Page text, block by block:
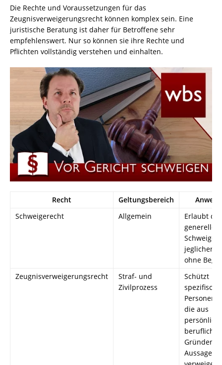
Die Rechte und Voraussetzungen für das
Zeugnisverweigerungsrecht können komplex sein. Eine
juristische Beratung ist daher für Betroffene sehr
empfehlenswert. Nur so können sie ihre Rechte und
Pflichten vollständig verstehen und einhalten.
Recht Geltungsbereich
Schweigerecht
Allgemein
Erlaubt das
generelle
Schweigen
jeglichen
ohne
Zeugnisverweigerungsrecht
Straf- und
Zivilprozess
Schützt
spezifische
die aus
beruflichen
Gründen
Aussage